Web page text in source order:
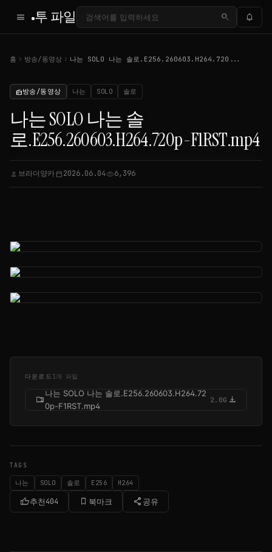
menu 투 파일 search notifications
홈 chevron_right 방송/동영상 chevron_right 나는 SOLO 나는 솔로.E256.260603.H264.720...
radio방송/동영상 나는 SOLO 솔로
나는 SOLO 나는 솔
로.E256.260603.H264.720p-F1RST.mp4
person 브라더양카calendar_today2026.06.04visibility6,396
다운로드 1개 파일
folder_zip
나는 SOLO 나는 솔로.E256.260603.H264.72
0p-F1RST.mp4
2.0G download
TAGS
나는 SOLO 솔로 E256 H264
thumb_up추천404 bookmark_border 북마크 share 공유